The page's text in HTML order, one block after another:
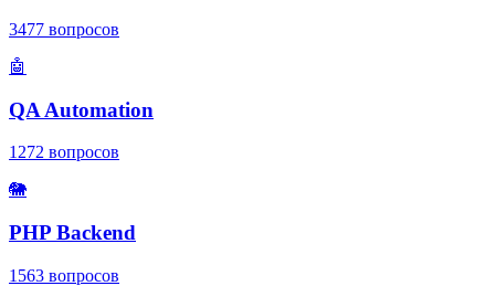
3477 вопросов
🤖
QA Automation
1272 вопросов
🐘
PHP Backend
1563 вопросов